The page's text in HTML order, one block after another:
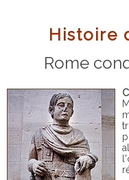
Histoire
Rome
Cité commerciale riche et prospère,